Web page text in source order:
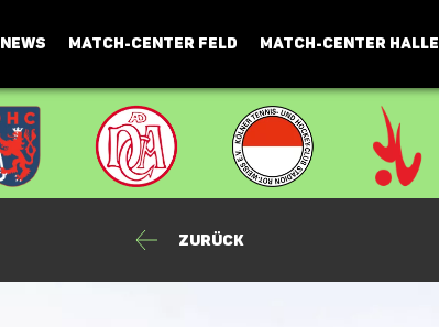
NEWS MATCH-CENTER FELD MATCH-CENTER HALLE
Zurück